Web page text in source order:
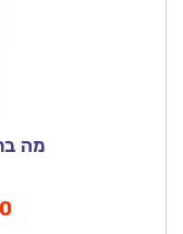
מה
המחיר